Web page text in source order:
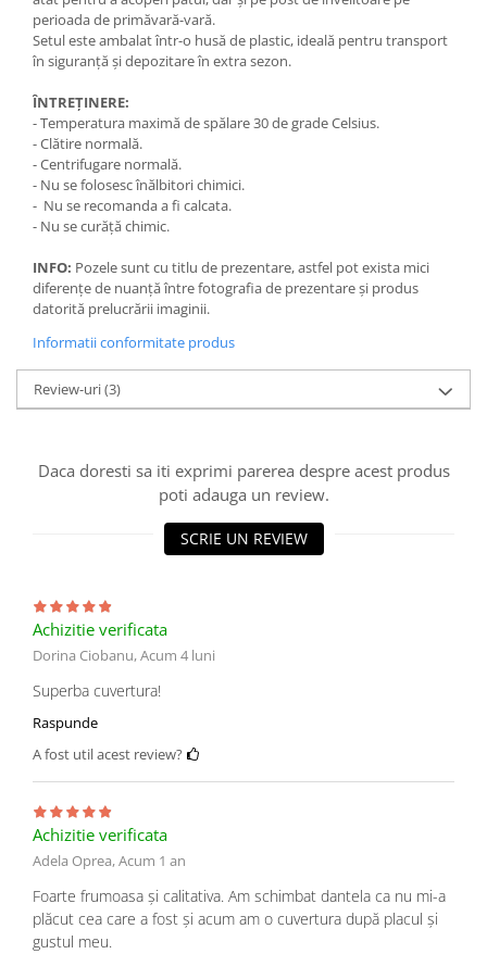
perioada de primăvară-vară.
Setul este ambalat într-o husă de plastic, ideală pentru transport
în siguranță și depozitare în extra sezon.
ÎNTREȚINERE:
- Temperatura maximă de spălare 30 de grade Celsius.
- Clătire normală.
- Centrifugare normală.
- Nu se folosesc înălbitori chimici.
- Nu se recomanda a fi calcata.
- Nu se curăță chimic.
INFO: Pozele sunt cu titlu de prezentare, astfel pot exista mici
diferențe de nuanță între fotografia de prezentare și produs
datorită prelucrării imaginii.
Informatii conformitate produs
Review-uri(3)
Daca doresti sa iti exprimi parerea despre acest produs
poti adauga un review.
SCRIE UN REVIEW
Achizitie verificata
Dorina Ciobanu,Acum 4 luni
Superba cuvertura!
Raspunde
A fost util acest review?
Achizitie verificata
Adela Oprea,Acum 1 an
Foarte frumoasa și calitativa. Am schimbat dantela ca nu mi-a
plăcut cea care a fost și acum am o cuvertura după placul și
gustul meu.